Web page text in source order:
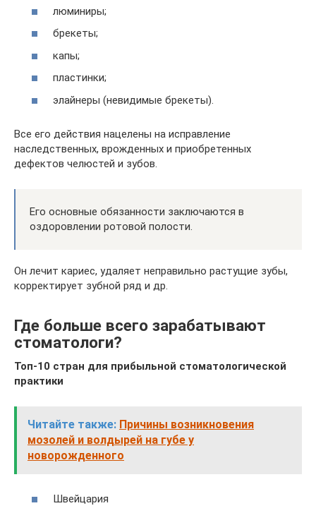
люминиры;
брекеты;
капы;
пластинки;
элайнеры (невидимые брекеты).
Все его действия нацелены на исправление
наследственных, врожденных и приобретенных
дефектов челюстей и зубов.
Его основные обязанности заключаются в
оздоровлении ротовой полости.
Он лечит кариес, удаляет неправильно растущие зубы,
корректирует зубной ряд и др.
Где больше всего зарабатывают
стоматологи?
Топ-10 стран для прибыльной стоматологической
практики
Читайте также: Причины возникновения
мозолей и волдырей на губе у
новорожденного
Швейцария